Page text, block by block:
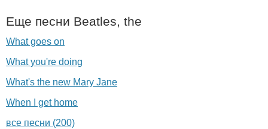
Еще песни Beatles, the
What goes on
What you're doing
What's the new Mary Jane
When I get home
все песни (200)